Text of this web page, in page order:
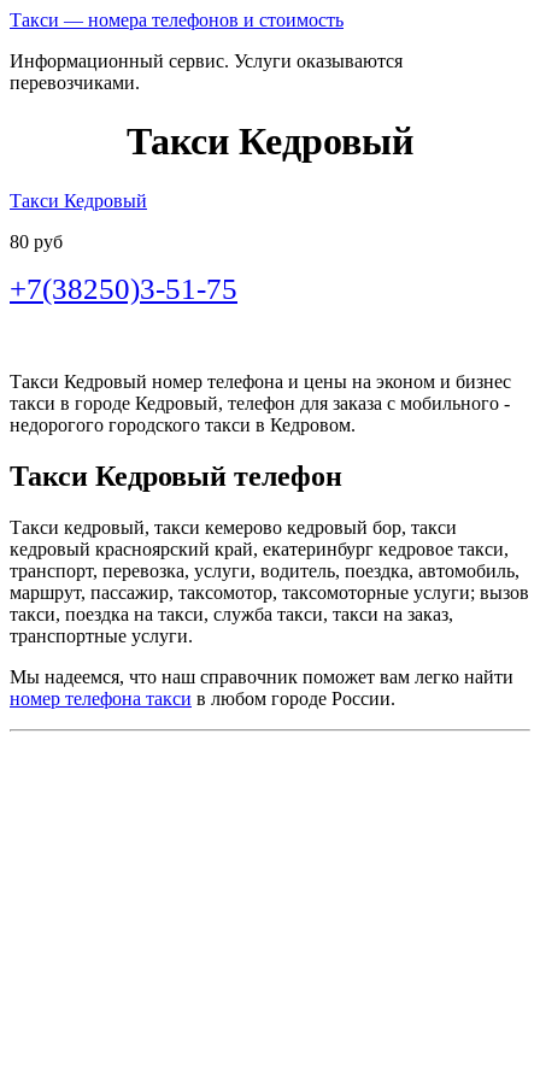
Такси — номера телефонов и стоимость
Информационный сервис. Услуги оказываются
перевозчиками.
Такси Кедровый
Такси Кедровый
80 руб
+7(38250)3-51-75
Такси Кедровый номер телефона и цены на эконом и бизнес
такси в городе Кедровый, телефон для заказа с мобильного -
недорогого городского такси в Кедровом.
Такси Кедровый телефон
Такси кедровый, такси кемерово кедровый бор, такси
кедровый красноярский край, екатеринбург кедровое такси,
транспорт, перевозка, услуги, водитель, поездка, автомобиль,
маршрут, пассажир, таксомотор, таксомоторные услуги; вызов
такси, поездка на такси, служба такси, такси на заказ,
транспортные услуги.
Мы надеемся, что наш справочник поможет вам легко найти
номер телефона такси в любом городе России.